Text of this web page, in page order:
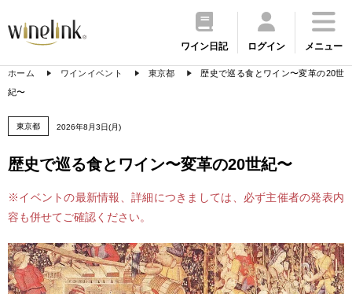
ワイン日記 ログイン メニュー
ホーム ワインイベント 東京都
歴史で巡る食とワイン〜変革の20世
紀〜
東京都 2026年8月3日(月)
歴史で巡る食とワイン〜変革の20世紀〜
※イベントの最新情報、詳細につきましては、必ず主催者の発表内
容も併せてご確認ください。